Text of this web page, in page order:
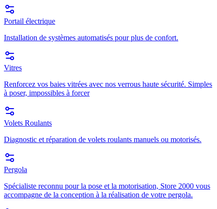
Portail électrique
Installation de systèmes automatisés pour plus de confort.
Vitres
Renforcez vos baies vitrées avec nos verrous haute sécurité. Simples
à poser, impossibles à forcer
Volets Roulants
Diagnostic et réparation de volets roulants manuels ou motorisés.
Pergola
Spécialiste reconnu pour la pose et la motorisation, Store 2000 vous
accompagne de la conception à la réalisation de votre pergola.